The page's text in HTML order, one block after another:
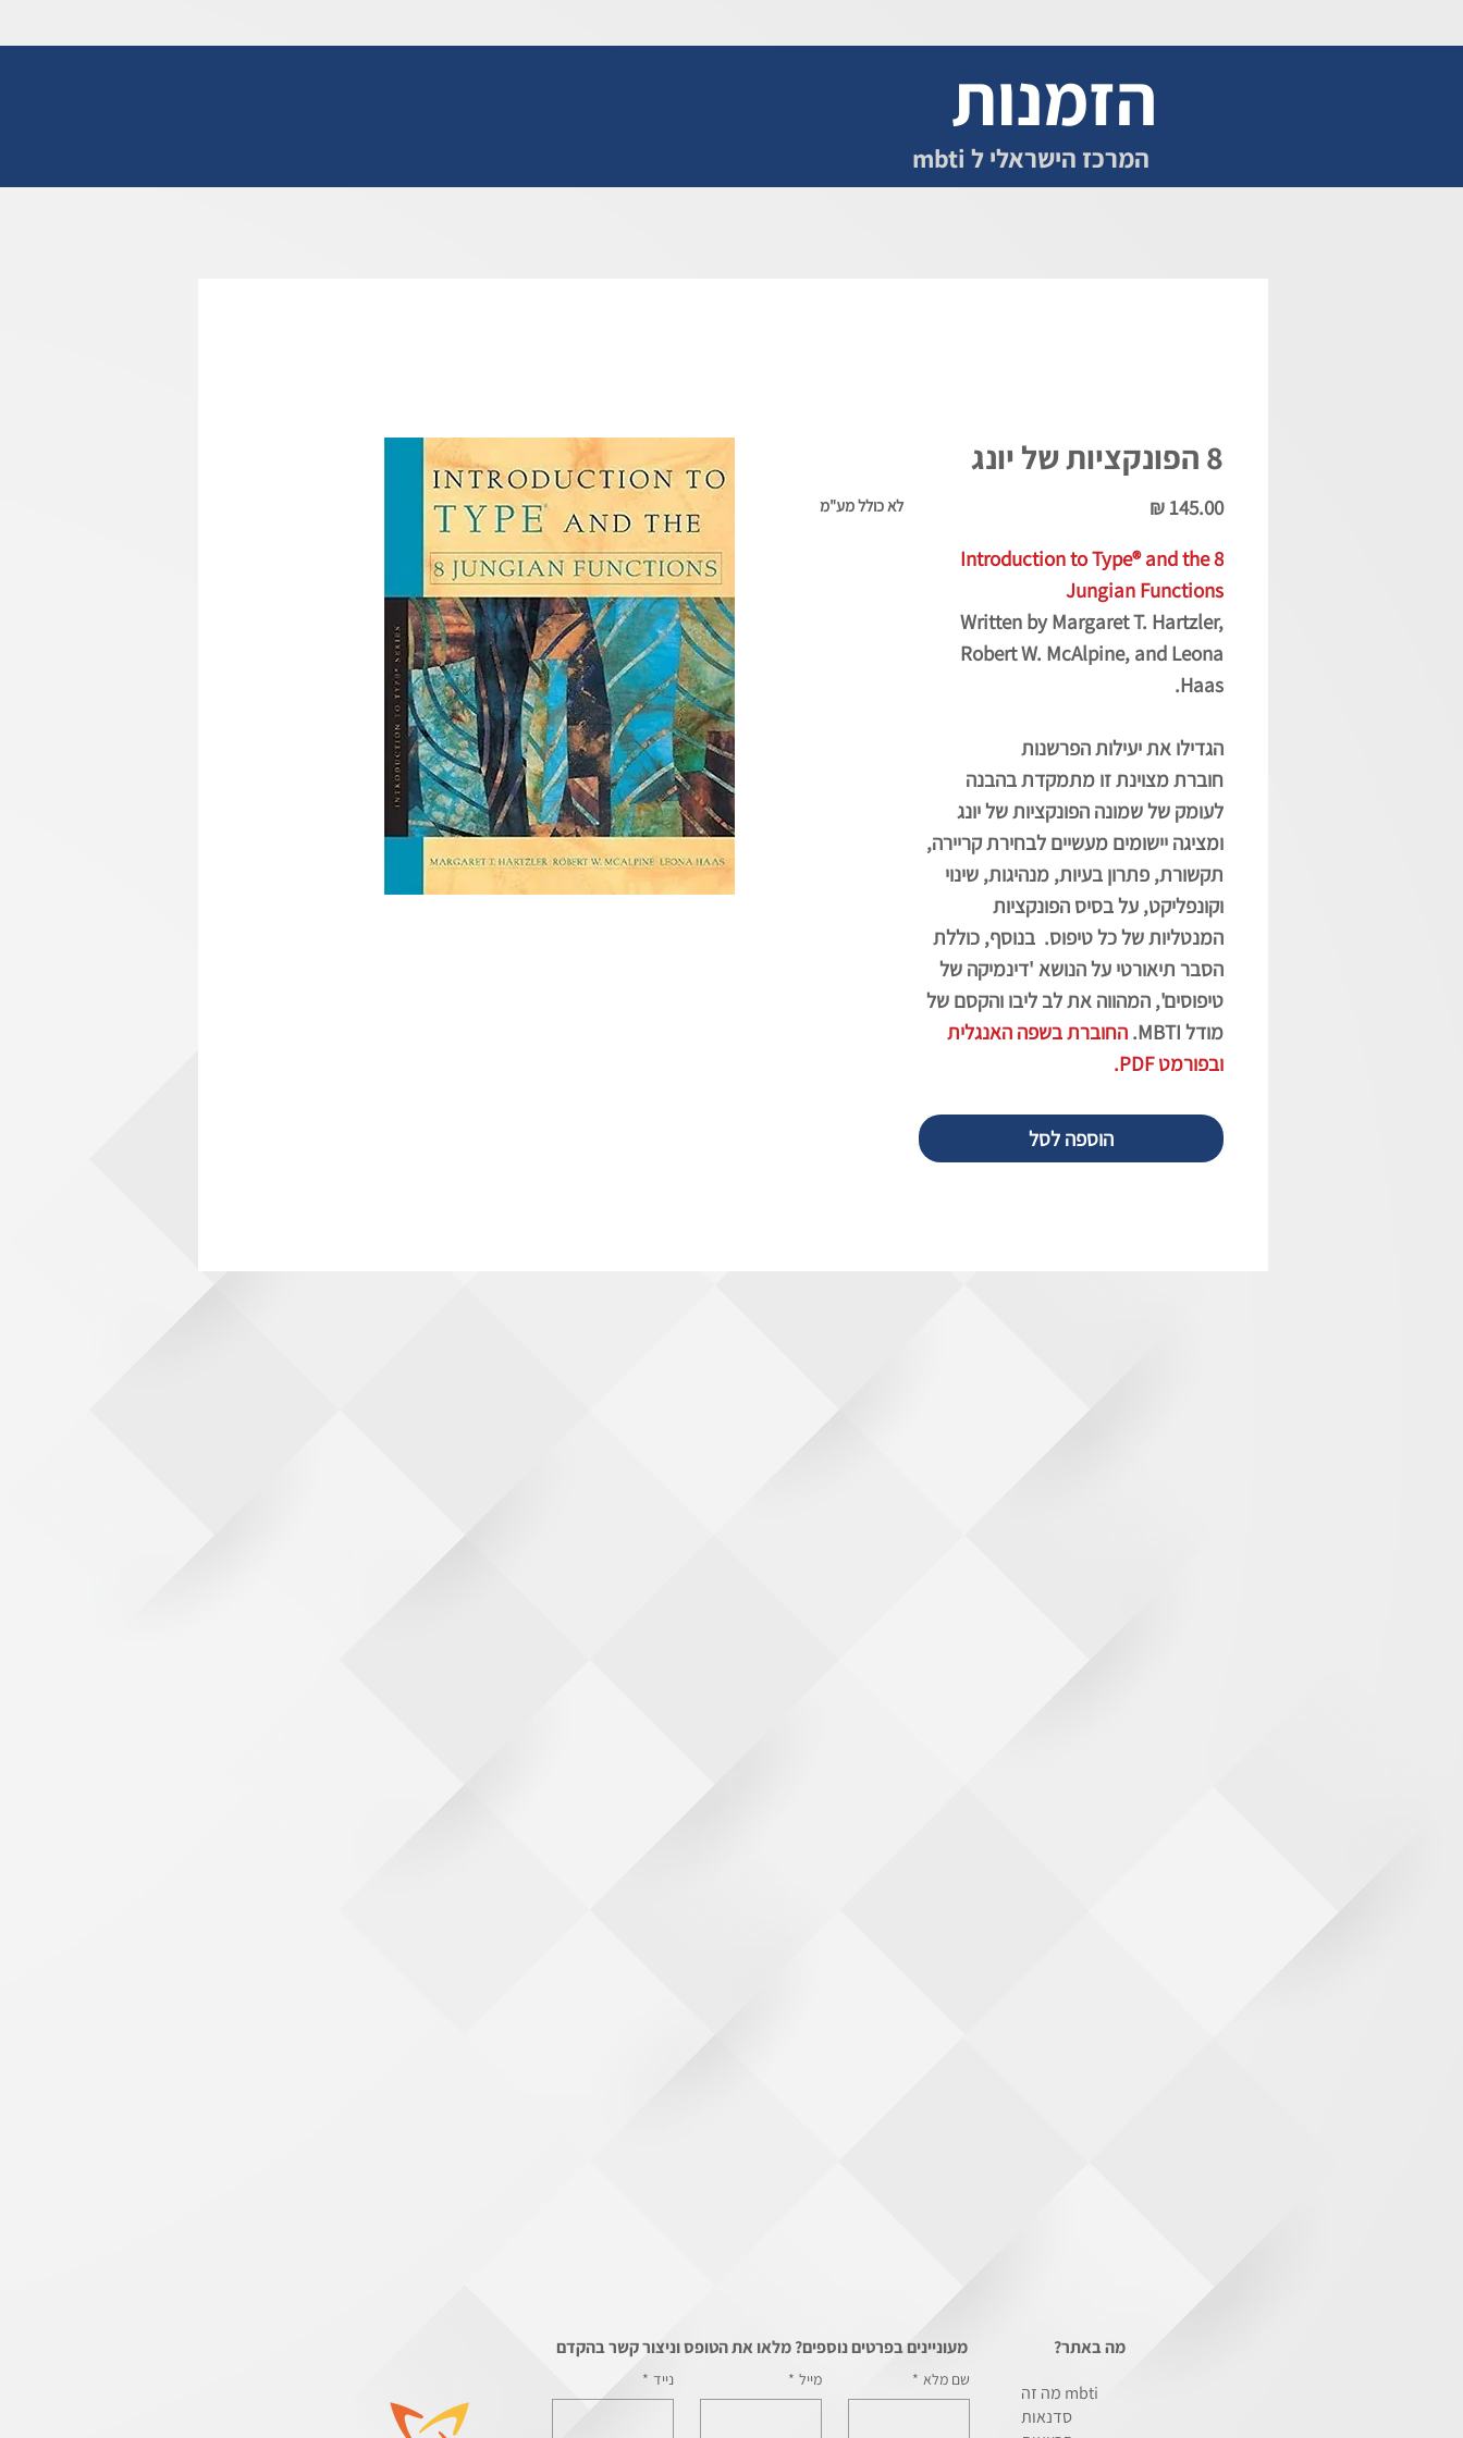
מה זה mbti אודות
הזמנות
המרכז הישראלי ל mbti
8 הפונקציות של יונג
‏145.00 ‏₪
Introduction to Type® and the 8
Jungian Functions
Written by Margaret T. Hartzler,
Robert W. McAlpine, and Leona
Haas.
הגדילו את יעילות הפרשנות
חוברת מצוינת זו מתמקדת בהבנה
לעומק של שמונה הפונקציות של יונג
ומציגה יישומים מעשיים לבחירת קריירה,
תקשורת, פתרון בעיות, מנהיגות, שינוי
וקונפליקט, על בסיס הפונקציות
המנטליות של כל טיפוס. בנוסף, כוללת
הסבר תיאורטי על הנושא 'דינמיקה של
טיפוסים', המהווה את לב ליבו והקסם של
מודל MBTI.
החוברת בשפה האנגלית
ובפורמט PDF.
הוספה לסל
לא כולל מע"מ
שם מלא * מייל * נייד *
מעוניינים בפרטים נוספים? מלאו את הטופס וניצור קשר בהקדם
מה באתר?
מה זה mbti
סדנאות